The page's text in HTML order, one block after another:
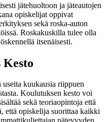
jätehuoltoon ja jäteautojen
opiskelijat oppivat
sekä roska-auton
Roskakuskilla tulee olla
itsenäisesti.
kuukausia riippuen
Koulutuksen kesto voi
sekä teoriaopintoja että
että opiskelija suorittaa kaikki